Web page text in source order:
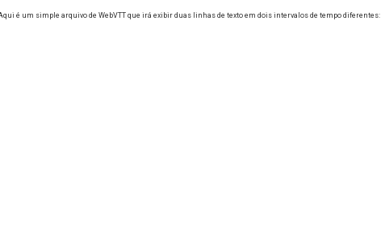
é um simple arquivo de WebVTT que irá exibir duas linhas de texto em dois intervalos de tempo diferentes: